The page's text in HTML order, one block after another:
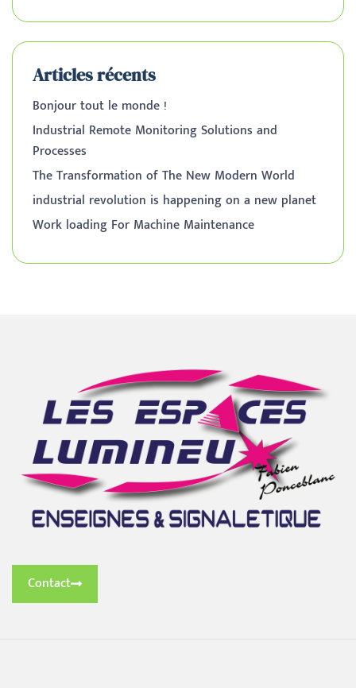
Articles récents
Bonjour tout le monde !
Industrial Remote Monitoring Solutions and
Processes
The Transformation of The New Modern World
industrial revolution is happening on a new planet
Work loading For Machine Maintenance
Contact